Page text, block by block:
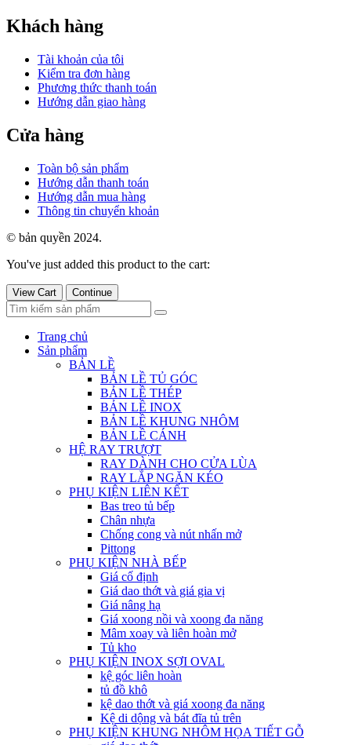
Khách hàng
Tài khoản của tôi
Kiểm tra đơn hàng
Phương thức thanh toán
Hướng dẫn giao hàng
Cửa hàng
Toàn bộ sản phẩm
Hướng dẫn thanh toán
Hướng dẫn mua hàng
Thông tin chuyển khoản
© bản quyền 2024.
You've just added this product to the cart:
View Cart Continue
Trang chủ
Sản phẩm
BẢN LỀ
BẢN LỀ TỦ GÓC
BẢN LỀ THÉP
BẢN LỀ INOX
BẢN LỀ KHUNG NHÔM
BẢN LỀ CÁNH
HỆ RAY TRƯỢT
RAY DÀNH CHO CỬA LÙA
RAY LẮP NGĂN KÉO
PHỤ KIỆN LIÊN KẾT
Bas treo tủ bếp
Chân nhựa
Chống cong và nút nhấn mở
Pittong
PHỤ KIỆN NHÀ BẾP
Giá cố định
Giá dao thớt và giá gia vị
Giá nâng hạ
Giá xoong nồi và xoong đa năng
Mâm xoay và liên hoàn mở
Tủ kho
PHỤ KIỆN INOX SỢI OVAL
kệ góc liên hoàn
tủ đồ khô
kệ dao thớt và giá xoong đa năng
Kệ di dộng và bát đĩa tủ trên
PHỤ KIỆN KHUNG NHÔM HỌA TIẾT GỖ